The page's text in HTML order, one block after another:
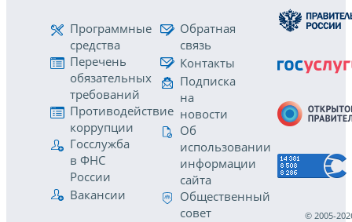
Программные
средства
Перечень
обязательных
требований
Противодействие
коррупции
Госслужба
в ФНС
России
Вакансии
Обратная
связь
Контакты
Подписка
на
новости
Об
использовании
информации
сайта
Общественный
совет
© 2005-